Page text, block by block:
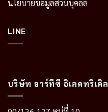
นโยบายข้อมูลส่วนบุคลล
LINE
บริษัท อาร์ทีซี อิเลคทริเคิ